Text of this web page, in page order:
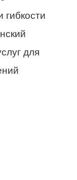
для